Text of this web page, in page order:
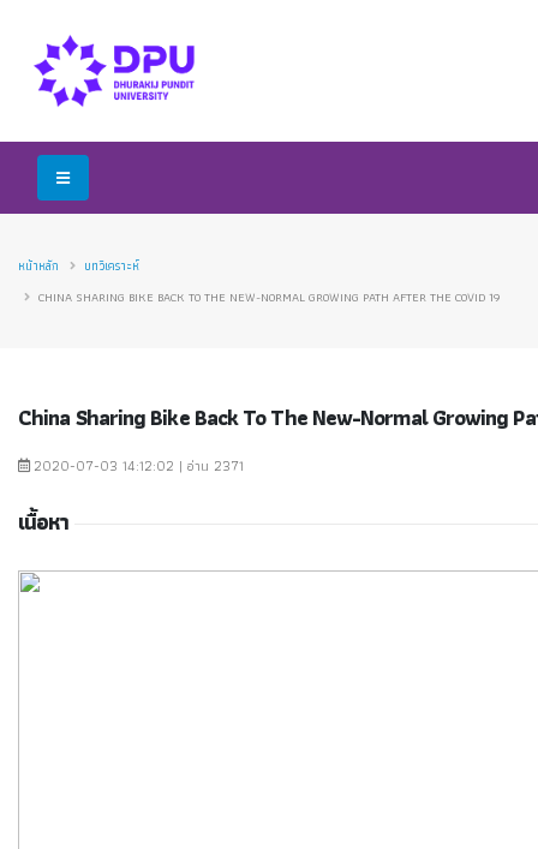
หน้าหลัก
บทวิเคราะห์
CHINA SHARING BIKE BACK TO THE NEW-NORMAL GROWING PATH AFTER THE COVID 19
China Sharing Bike Back To The New-Normal Growing
2020-07-03 14:12:02 | อ่าน 2371
เนื้อหา